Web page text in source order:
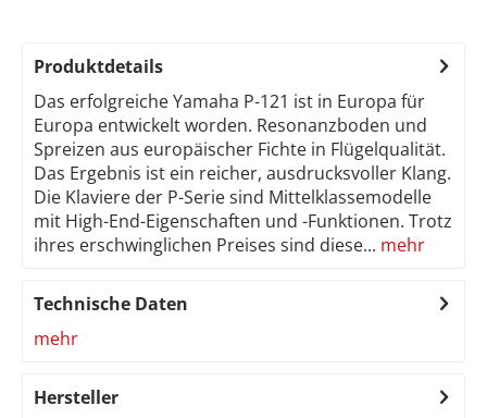
Produktdetails
Das erfolgreiche Yamaha P-121 ist in Europa für
Europa entwickelt worden. Resonanzboden und
Spreizen aus europäischer Fichte in Flügelqualität.
Das Ergebnis ist ein reicher, ausdrucksvoller Klang.
Die Klaviere der P-Serie sind Mittelklassemodelle
mit High-End-Eigenschaften und -Funktionen. Trotz
ihres erschwinglichen Preises sind diese... mehr
Technische Daten
mehr
Hersteller